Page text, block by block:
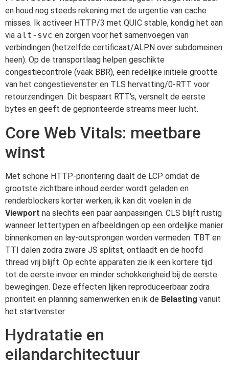
en houd nog steeds rekening met de urgentie van cache
misses. Ik activeer HTTP/3 met QUIC stable, kondig het aan
via alt-svc en zorgen voor het samenvoegen van
verbindingen (hetzelfde certificaat/ALPN over subdomeinen
heen). Op de transportlaag helpen geschikte
congestiecontrole (vaak BBR), een redelijke initiële grootte
van het congestievenster en TLS hervatting/0-RTT voor
retourzendingen. Dit bespaart RTT's, versnelt de eerste
bytes en geeft de geprioriteerde streams meer lucht.
Core Web Vitals: meetbare
winst
Met schone HTTP-prioritering daalt de LCP omdat de
grootste zichtbare inhoud eerder wordt geladen en
renderblockers korter werken; ik kan dit voelen in de
Viewport na slechts een paar aanpassingen. CLS blijft rustig
wanneer lettertypen en afbeeldingen op een ordelijke manier
binnenkomen en lay-outsprongen worden vermeden. TBT en
TTI dalen zodra zware JS splitst, ontlaadt en de hoofd
thread vrij blijft. Op echte apparaten zie ik een kortere tijd
tot de eerste invoer en minder schokkerigheid bij de eerste
bewegingen. Deze effecten lijken reproduceerbaar zodra
prioriteit en planning samenwerken en ik de Belasting vanuit
het startvenster.
Hydratatie en
eilandarchitectuur